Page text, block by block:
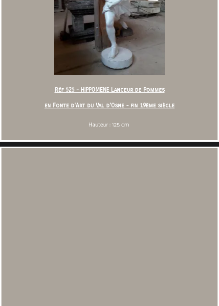
Réf 525 - HIPPOMENE Lanceur de Pommes
en Fonte d'Art du Val d'Osne - fin 19ème siècle
Hauteur : 125 cm